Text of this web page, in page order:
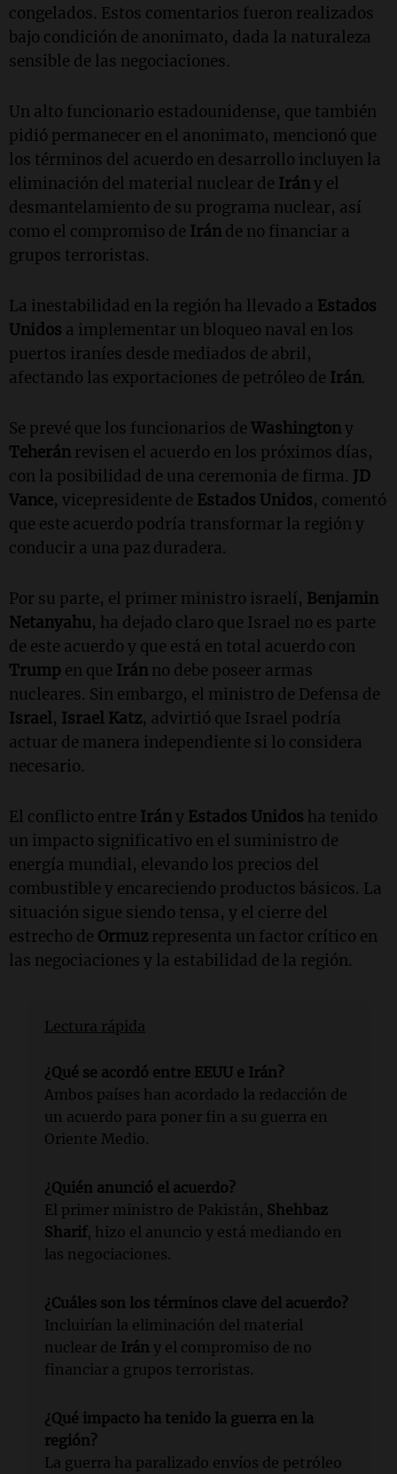
congelados. Estos comentarios fueron realizados
bajo condición de anonimato, dada la naturaleza
sensible de las negociaciones.
Un alto funcionario estadounidense, que también
pidió permanecer en el anonimato, mencionó que
los términos del acuerdo en desarrollo incluyen la
eliminación del material nuclear de Irány el
desmantelamiento de su programa nuclear, así
como el compromiso de Irán de no financiar a
grupos terroristas.
La inestabilidad en la región ha llevado a Estados
Unidos a implementar un bloqueo naval en los
puertos iraníes desde mediados de abril,
afectando las exportaciones de petróleo de Irán.
Se prevé que los funcionarios de Washingtony
Teherán revisen el acuerdo en los próximos días,
con la posibilidad de una ceremonia de firma. JD
Vance, vicepresidente de Estados Unidos, comentó
que este acuerdo podría transformar la región y
conducir a una paz duradera.
Por su parte, el primer ministro israelí, Benjamin
Netanyahu, ha dejado claro que Israel no es parte
de este acuerdo y que está en total acuerdo con
Trump en que Irán no debe poseer armas
nucleares. Sin embargo, el ministro de Defensa de
Israel, Israel Katz, advirtió que Israel podría
actuar de manera independiente si lo considera
necesario.
El conflicto entre Irány Estados Unidos ha tenido
un impacto significativo en el suministro de
energía mundial, elevando los precios del
combustible y encareciendo productos básicos. La
situación sigue siendo tensa, y el cierre del
estrecho de Ormuz representa un factor crítico en
las negociaciones y la estabilidad de la región.
Lectura rápida
¿Qué se acordó entre EEUU e Irán?
Ambos países han acordado la redacción de
un acuerdo para poner fin a su guerra en
Oriente Medio.
¿Quién anunció el acuerdo?
El primer ministro de Pakistán, Shehbaz
Sharif, hizo el anuncio y está mediando en
las negociaciones.
¿Cuáles son los términos clave del acuerdo?
Incluirían la eliminación del material
nuclear de Irán y el compromiso de no
financiar a grupos terroristas.
¿Qué impacto ha tenido la guerra en la
región?
La guerra ha paralizado envíos de petróleo